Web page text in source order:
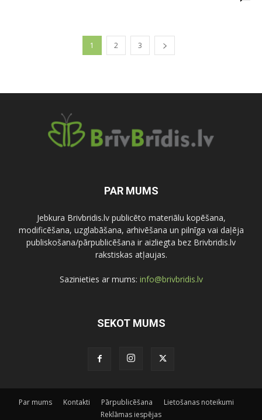
1 2 3
PAR MUMS
Jebkura Brivbridis.lv publicēto materiālu kopēšana,
modificēšana, uzglabāšana, arhivēšana un pilnīga vai daļēja
publiskošana/pārpublicēšana ir aizliegta bez Brivbridis.lv
rakstiskas atļaujas.
Sazinieties ar mums: info@brivbridis.lv
SEKOT MUMS
Par mums Kontakti Pārpublicēšana
Lietošanas noteikumi
Reklāmas iespējas